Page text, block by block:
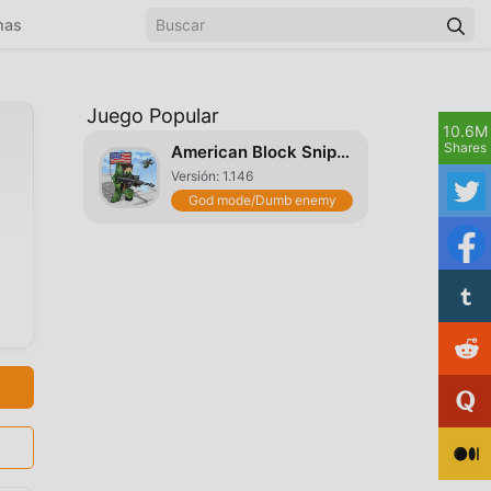
Juego Popular
American Block Sniper Survival
Versión: 1.146
God mode/Dumb enemy
10.6M
Shares